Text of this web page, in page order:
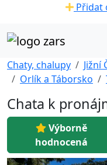
Přidat
Chaty, chalupy
Jižní
Orlík a Táborsko
Chata k
Výborně
hodnocená